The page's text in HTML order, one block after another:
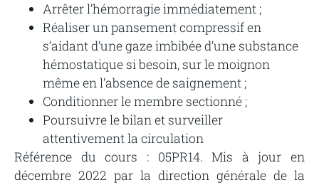
Arrêter l’hémorragie immédiatement ;
Réaliserunpansement compressifen
s’aidantd’unegazeimbibéed’unesubstance
hémostatiquesibesoin,surlemoignon
mêmeenl’absencedesaignement ;
Conditionnerlemembresectionné ;
Poursuivrelebilanetsurveiller
attentivementla circulation
Référence du cours : 05PR14. Mis à jour en
décembre 2022 par la direction générale de la